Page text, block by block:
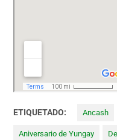
ETIQUETADO: Ancash
Aniversario de Yungay